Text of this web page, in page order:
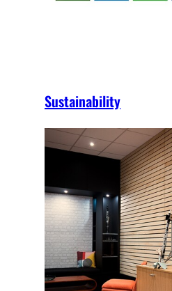
Sustainability